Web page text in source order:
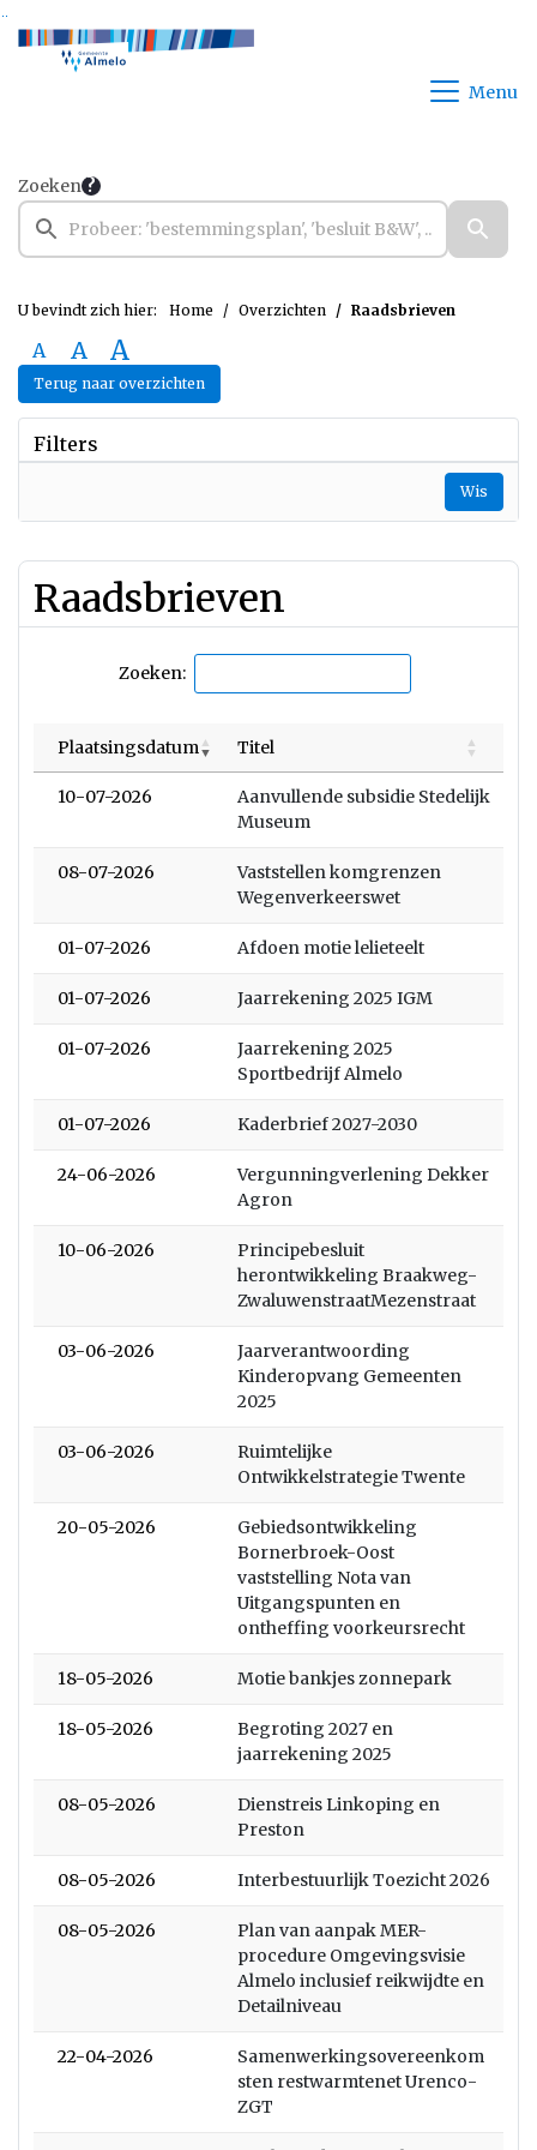
Ga naar de inhoud van deze pagina
Ga naar het zoeken
Ga naar het menu
Menu
Zoeken
U bevindt zich hier: Home Overzichten Raadsbrieven
A A A
Terug naar overzichten
Filters
Wis
Raadsbrieven
Zoeken:
Plaatsingsdatum Titel
10-07-2026
Aanvullende subsidie Stedelijk
Museum
08-07-2026
Vaststellen komgrenzen
Wegenverkeerswet
01-07-2026 Afdoen motie lelieteelt
01-07-2026 Jaarrekening 2025 IGM
01-07-2026
Jaarrekening 2025
Sportbedrijf Almelo
01-07-2026 Kaderbrief 2027-2030
24-06-2026
Vergunningverlening Dekker
Agron
10-06-2026
Principebesluit
herontwikkeling Braakweg-
ZwaluwenstraatMezenstraat
03-06-2026
Jaarverantwoording
Kinderopvang Gemeenten
2025
03-06-2026
Ruimtelijke
Ontwikkelstrategie Twente
20-05-2026
Gebiedsontwikkeling
Bornerbroek-Oost
vaststelling Nota van
Uitgangspunten en
ontheffing voorkeursrecht
18-05-2026 Motie bankjes zonnepark
18-05-2026
Begroting 2027 en
jaarrekening 2025
08-05-2026
Dienstreis Linkoping en
Preston
08-05-2026 Interbestuurlijk Toezicht 2026
08-05-2026
Plan van aanpak MER-
procedure Omgevingsvisie
Almelo inclusief reikwijdte en
Detailniveau
22-04-2026
Samenwerkingsovereenkom
sten restwarmtenet Urenco-
ZGT